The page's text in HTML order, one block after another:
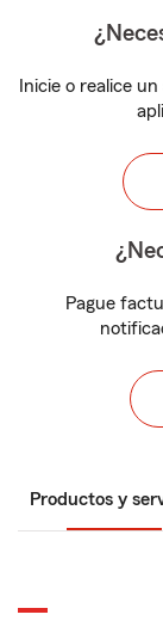
Inicie o realice
Pague
Productos y